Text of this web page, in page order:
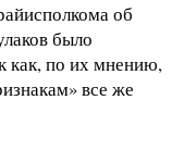
об
было
как, по их мнению,
все же